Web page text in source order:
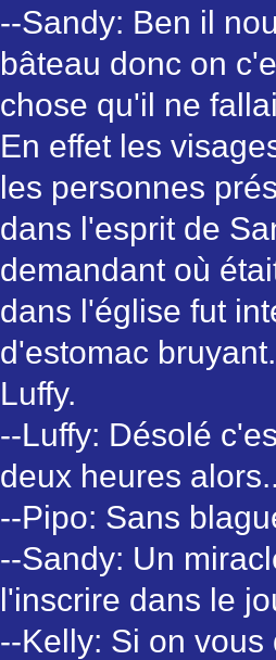
--Sandy: Ben il
bâteau donc on
chose qu'il ne
En effet les
les personnes
dans l'esprit de
demandant où
dans l'église fut
d'estomac
Luffy.
--Luffy: Désolé
deux heures
--Pipo: Sans
--Sandy: Un
l'inscrire dans le
--Kelly: Si on